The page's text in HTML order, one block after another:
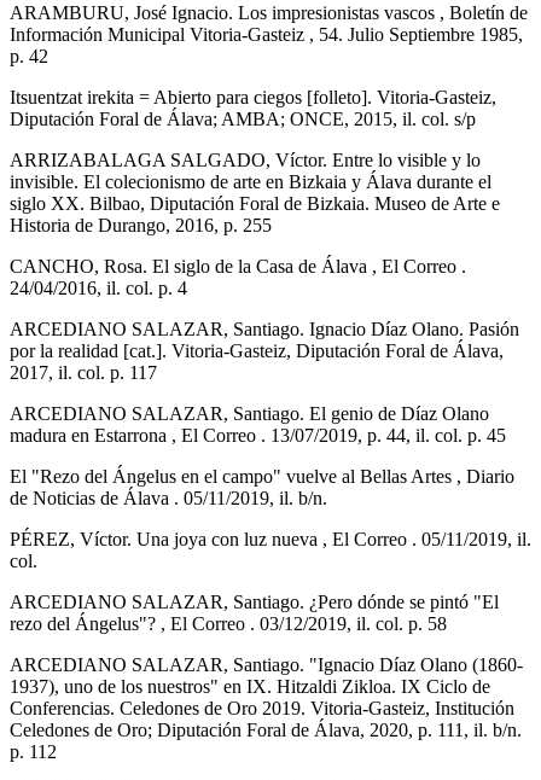
ARAMBURU, José Ignacio. Los impresionistas vascos , Boletín de
Información Municipal Vitoria-Gasteiz , 54. Julio Septiembre 1985,
p. 42
Itsuentzat irekita = Abierto para ciegos [folleto]. Vitoria-Gasteiz,
Diputación Foral de Álava; AMBA; ONCE, 2015, il. col. s/p
ARRIZABALAGA SALGADO, Víctor. Entre lo visible y lo
invisible. El colecionismo de arte en Bizkaia y Álava durante el
siglo XX. Bilbao, Diputación Foral de Bizkaia. Museo de Arte e
Historia de Durango, 2016, p. 255
CANCHO, Rosa. El siglo de la Casa de Álava , El Correo .
24/04/2016, il. col. p. 4
ARCEDIANO SALAZAR, Santiago. Ignacio Díaz Olano. Pasión
por la realidad [cat.]. Vitoria-Gasteiz, Diputación Foral de Álava,
2017, il. col. p. 117
ARCEDIANO SALAZAR, Santiago. El genio de Díaz Olano
madura en Estarrona , El Correo . 13/07/2019, p. 44, il. col. p. 45
El "Rezo del Ángelus en el campo" vuelve al Bellas Artes , Diario
de Noticias de Álava . 05/11/2019, il. b/n.
PÉREZ, Víctor. Una joya con luz nueva , El Correo . 05/11/2019, il.
col.
ARCEDIANO SALAZAR, Santiago. ¿Pero dónde se pintó "El
rezo del Ángelus"? , El Correo . 03/12/2019, il. col. p. 58
ARCEDIANO SALAZAR, Santiago. "Ignacio Díaz Olano (1860-
1937), uno de los nuestros" en IX. Hitzaldi Zikloa. IX Ciclo de
Conferencias. Celedones de Oro 2019. Vitoria-Gasteiz, Institución
Celedones de Oro; Diputación Foral de Álava, 2020, p. 111, il. b/n.
p. 112